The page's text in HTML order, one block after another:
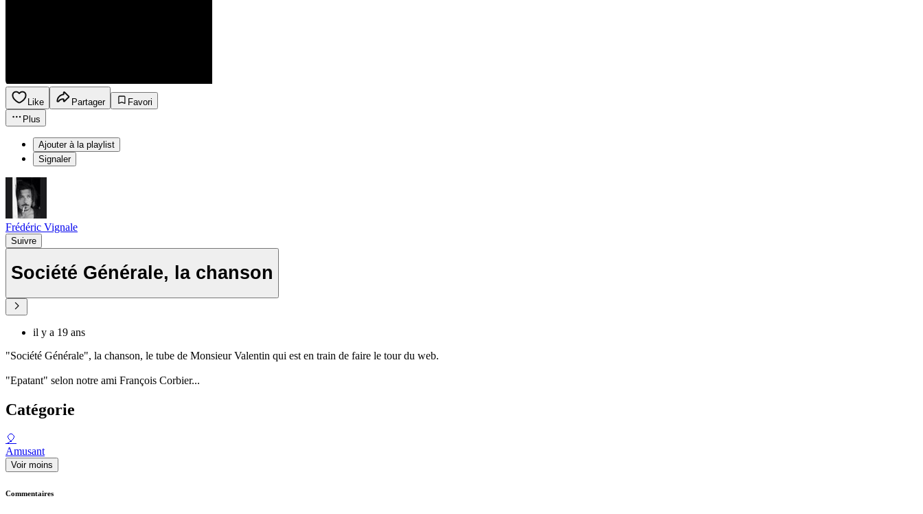
Like Partager
Favori
Plus
Ajouter à la playlist
Signaler
Frédéric Vignale
Suivre
Société Générale, la chanson
il y a 19 ans
"Société Générale", la chanson, le tube de Monsieur Valentin qui est en train de faire le tour du web.
"Epatant" selon notre ami François Corbier...
Catégorie
🎈
Amusant
Voir moins
Commentaires